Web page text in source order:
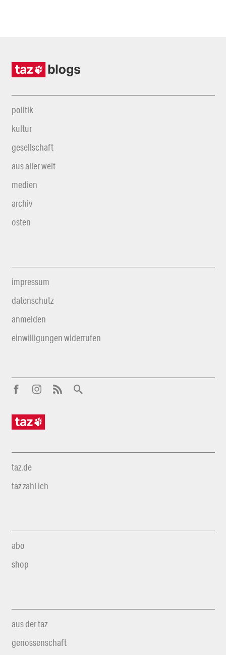
politik
kultur
gesellschaft
aus aller welt
medien
archiv
osten
impressum
datenschutz
anmelden
einwilligungen widerrufen
taz.de
taz zahl ich
abo
shop
aus der taz
genossenschaft